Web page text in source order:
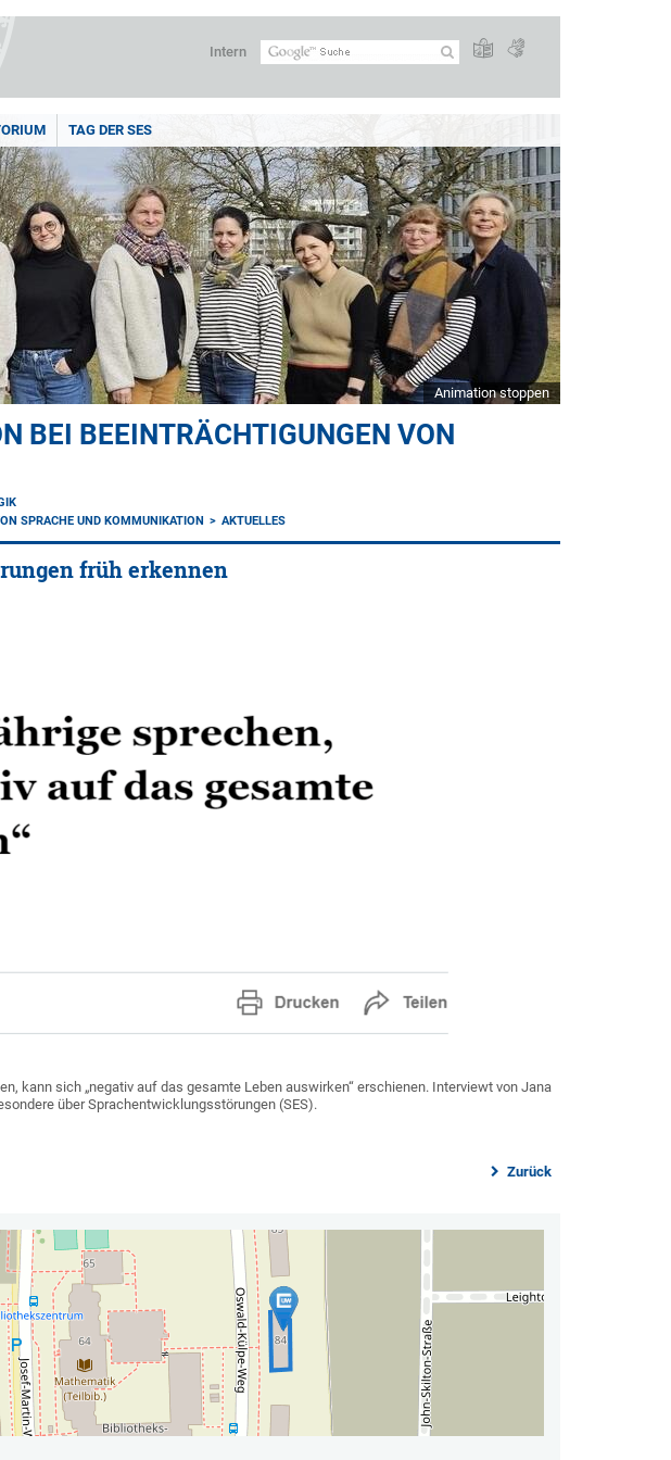
Intern
TAG DER SES
Animation stoppen
BEI BEEINTRÄCHTIGUNGEN VON
SPRACHE UND KOMMUNIKATION
AKTUELLES
früh erkennen
kann sich „negativ auf das gesamte Leben auswirken“ erschienen. Interviewt von Jana
über Sprachentwicklungsstörungen (SES).
Zurück